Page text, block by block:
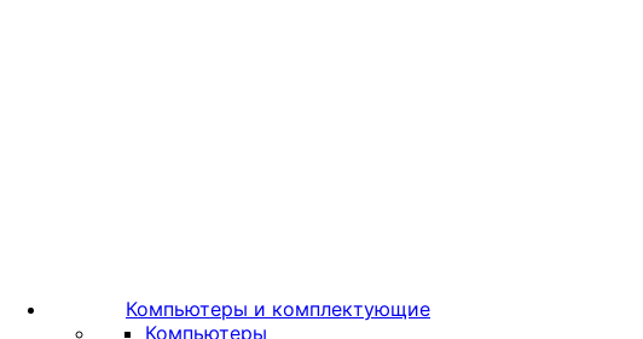
Компьютеры и комплектующие
Компьютеры